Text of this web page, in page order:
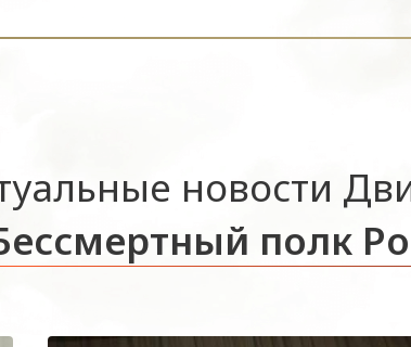
новости
полк